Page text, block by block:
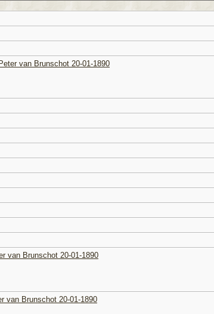
van Brunschot 20-01-1890
van Brunschot 20-01-1890
van Brunschot 20-01-1890